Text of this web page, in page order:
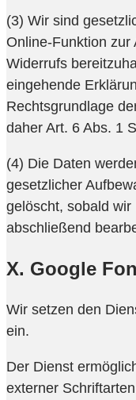
(3) Wir sind
Online-Funktion zur
Widerrufs
eingehende
Rechtsgrundlage
daher Art. 6 Abs. 1
(4) Die Daten
gesetzlicher
gelöscht, sobald wir
abschließend
X. Google
Wir setzen den
ein.
Der Dienst
externer